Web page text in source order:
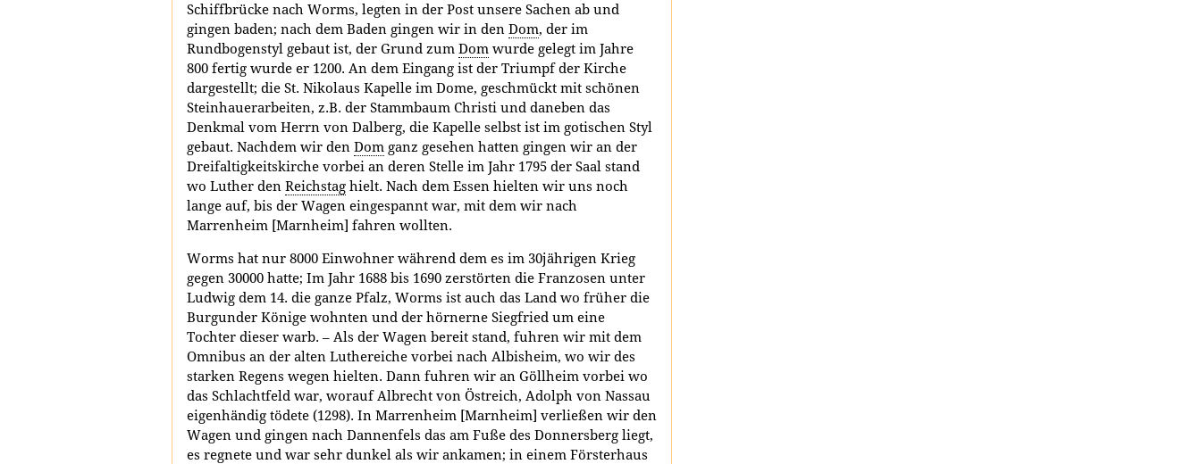
Schiffbrücke nach Worms, legten in der Post unsere Sachen ab und
gingen baden; nach dem Baden gingen wir in den Dom, der im
Rundbogenstyl gebaut ist, der Grund zum Dom wurde gelegt im Jahre
800 fertig wurde er 1200. An dem Eingang ist der Triumpf der Kirche
dargestellt; die St. Nikolaus Kapelle im Dome, geschmückt mit schönen
Steinhauerarbeiten, z.B. der Stammbaum Christi und daneben das
Denkmal vom Herrn von Dalberg, die Kapelle selbst ist im gotischen Styl
gebaut. Nachdem wir den Dom ganz gesehen hatten gingen wir an der
Dreifaltigkeitskirche vorbei an deren Stelle im Jahr 1795 der Saal stand
wo Luther den Reichstag hielt. Nach dem Essen hielten wir uns noch
lange auf, bis der Wagen eingespannt war, mit dem wir nach
Marrenheim [Marnheim] fahren wollten.
Worms hat nur 8000 Einwohner während dem es im 30jährigen Krieg
gegen 30000 hatte; Im Jahr 1688 bis 1690 zerstörten die Franzosen unter
Ludwig dem 14. die ganze Pfalz, Worms ist auch das Land wo früher die
Burgunder Könige wohnten und der hörnerne Siegfried um eine
Tochter dieser warb. – Als der Wagen bereit stand, fuhren wir mit dem
Omnibus an der alten Luthereiche vorbei nach Albisheim, wo wir des
starken Regens wegen hielten. Dann fuhren wir an Göllheim vorbei wo
das Schlachtfeld war, worauf Albrecht von Östreich, Adolph von Nassau
eigenhändig tödete (1298). In Marrenheim [Marnheim] verließen wir den
Wagen und gingen nach Dannenfels das am Fuße des Donnersberg liegt,
es regnete und war sehr dunkel als wir ankamen; in einem Försterhaus